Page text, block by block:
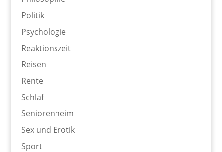
Politik
Psychologie
Reaktionszeit
Reisen
Rente
Schlaf
Seniorenheim
Sex und Erotik
Sport